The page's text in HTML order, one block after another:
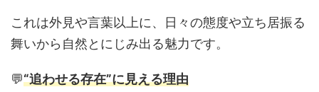
これは外見や言葉以上に、日々の態度や立ち居振る
舞いから自然とにじみ出る魅力です。
💬“追わせる存在”に見える理由